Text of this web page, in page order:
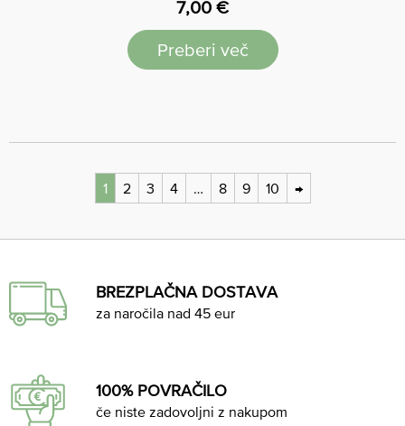
7,00 €
Preberi več
1 2 3 4 … 8 9 10 →
BREZPLAČNA DOSTAVA
za naročila nad 45 eur
100% POVRAČILO
če niste zadovoljni z nakupom